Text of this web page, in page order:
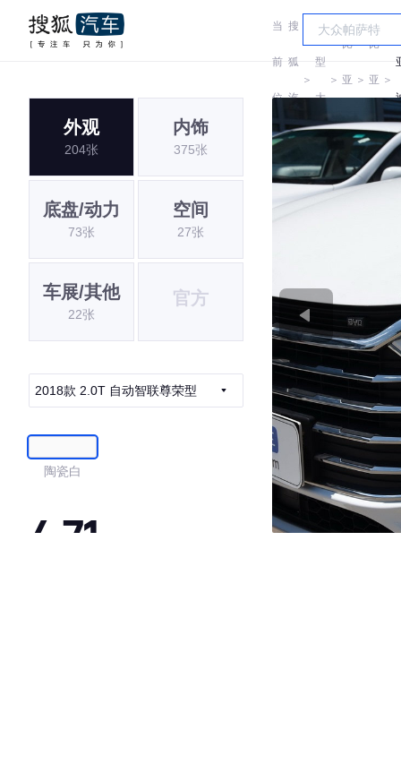
当
前
位
置:
搜
狐
汽
车
＞
车
型
大
全
＞
比
亚 ＞
比
亚 ＞
外观
204张
内饰
375张
底盘/动力
73张
空间
27张
车展/其他
22张
官方
2018款 2.0T 自动智联尊荣型
陶瓷白
4.71